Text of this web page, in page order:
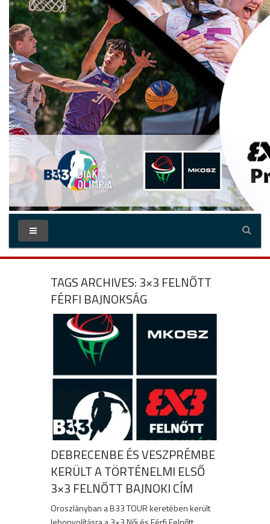
TAGS ARCHIVES: 3×3 FELNŐTT
FÉRFI BAJNOKSÁG
DEBRECENBE ÉS VESZPRÉMBE
KERÜLT A TÖRTÉNELMI ELSŐ
3×3 FELNŐTT BAJNOKI CÍM
Oroszlányban a B33 TOUR keretében került